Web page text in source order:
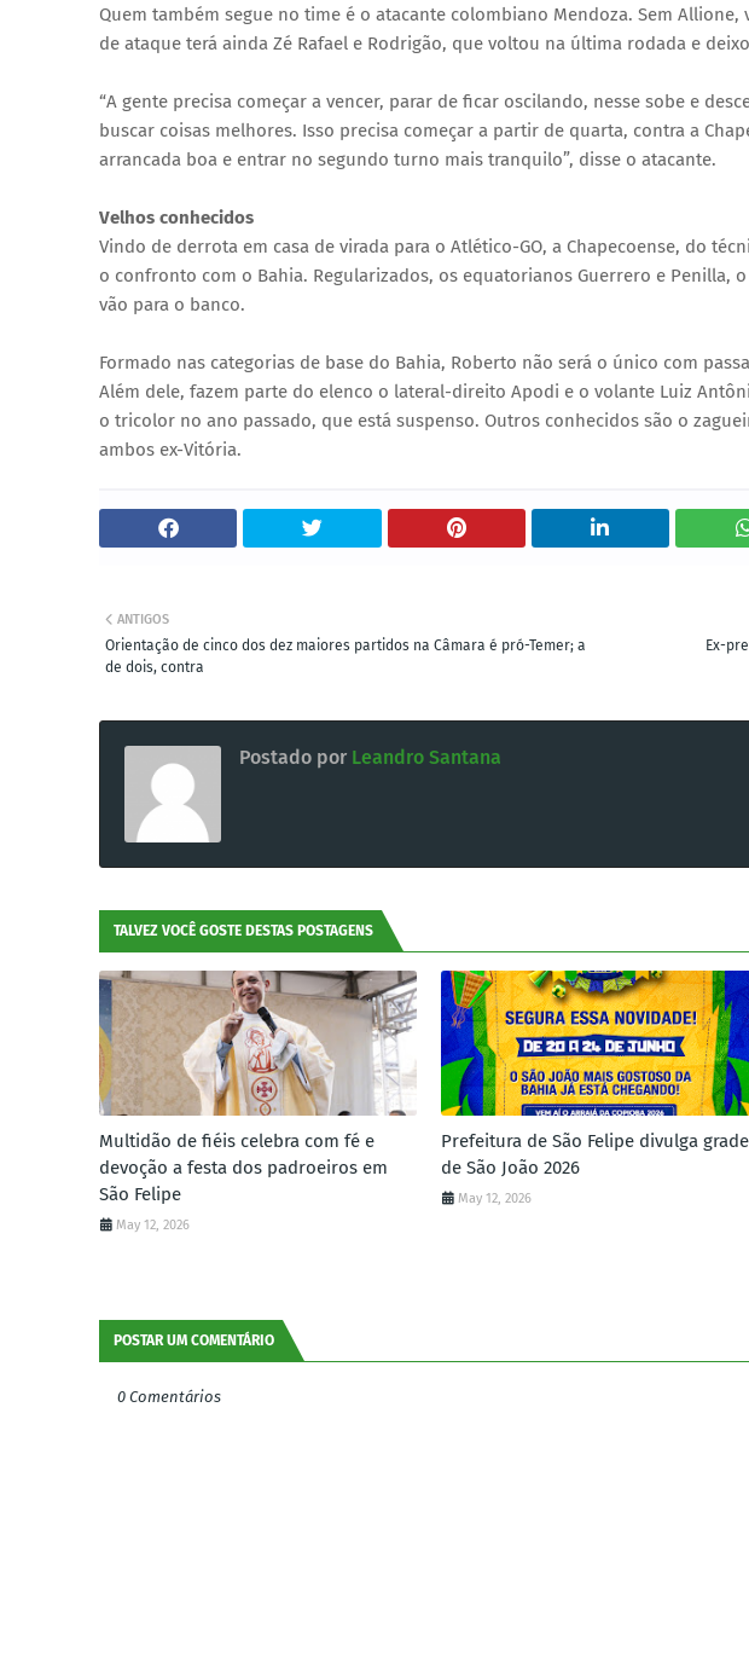
Quem também segue no time é o atacante colombiano Mendoza. Sem
de ataque terá ainda Zé Rafael e Rodrigão, que voltou na última rodada e
“A gente precisa começar a vencer, parar de ficar oscilando, nesse sobe e
buscar coisas melhores. Isso precisa começar a partir de quarta, contra a
arrancada boa e entrar no segundo turno mais tranquilo”, disse o atacante.
Velhos conhecidos
Vindo de derrota em casa de virada para o Atlético-GO, a Chapecoense, do
o confronto com o Bahia. Regularizados, os equatorianos Guerrero e Penilla,
vão para o banco.
Formado nas categorias de base do Bahia, Roberto não será o único com
Além dele, fazem parte do elenco o lateral-direito Apodi e o volante Luiz
o tricolor no ano passado, que está suspenso. Outros conhecidos são o
ambos ex-Vitória.
Ex-
ANTIGOS
Orientação de cinco dos dez maiores partidos na Câmara é pró-Temer; a
de dois, contra
Postado por Leandro Santana
TALVEZ VOCÊ GOSTE DESTAS POSTAGENS
Multidão de fiéis celebra com fé e
devoção a festa dos padroeiros em
São Felipe
May 12, 2026
Prefeitura de São Felipe divulga grade
de São João 2026
May 12, 2026
POSTAR UM COMENTÁRIO
0 Comentários